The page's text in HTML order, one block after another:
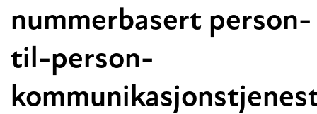
nummerbasert person-
til-person-